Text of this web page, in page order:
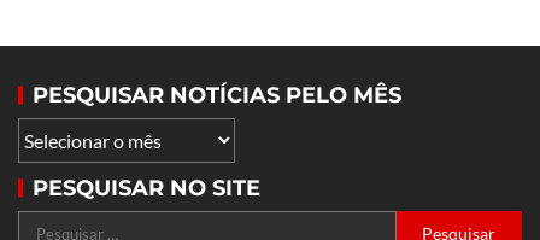
PESQUISAR NOTÍCIAS PELO MÊS
PESQUISAR NO SITE